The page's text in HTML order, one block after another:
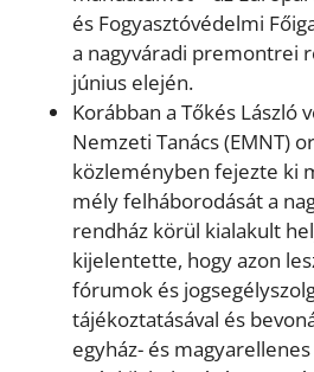
és Fogyasztóvédelmi
a nagyváradi premontrei
június elején.
Korábban a Tőkés László
Nemzeti Tanács (EMNT)
közleményben fejezte ki
mély felháborodását a
rendház körül kialakult
kijelentette, hogy azon
fórumok és
tájékoztatásával és
egyház- és